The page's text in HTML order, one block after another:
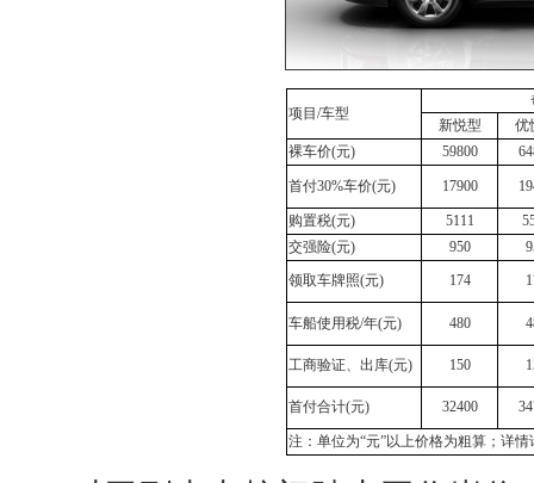
项目/车型
新悦型
优
裸车价(元)
59800
首付30%车价(元) 17900
购置税(元) 5111
交强险(元)
950
领取车牌照(元)
174
车船使用税/年(元) 480
工商验证、出库(元) 150
首付合计(元) 32400
注：单位为“元”以上价格为粗算；详情